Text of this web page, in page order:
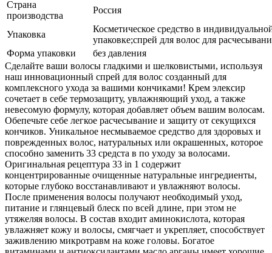
Страна
производства
Россия
Упаковка
Косметическое средство в
упаковке;спрей для волос для
Форма упаковки
без давления
Сделайте ваши волосы гладкими и шелковистыми, используя
наш инновационный спрей для волос созданный для
комплексного ухода за вашими кончиками! Крем элексир
сочетает в себе термозащиту, увлажняющий уход, а также
невесомую формулу, которая добавляет объем вашим волосам.
Обепечьте себе легкое расчесывание и защиту от секущихся
кончиков. Уникальное несмываемое средство для здоровых и
поврежденных волос, натуральных или окрашенных, которое
способно заменить 33 средста в по уходу за волосами.
Оригинальная рецептура 33 in 1 содержит
концентрированные очищенные натуральные ингредиенты,
которые глубоко восстанавливают и увлажняют волосы.
После применения волосы получают необходимый уход,
питание и глянцевый блеск по всей длине, при этом не
утяжеляя волосы. В состав входит аминокислота, которая
увлажняет кожу и волосы, смягчает и укрепляет, способствует
заживлению микротравм на коже головы. Богатое